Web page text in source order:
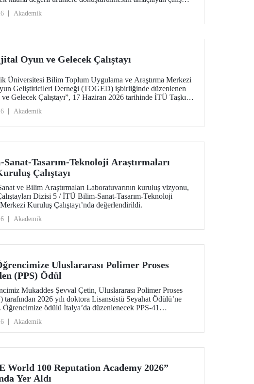
sektörünün geleceğine katkı sunmayı hedefliyor.
Akademik
Oyun ve Gelecek Çalıştayı
Üniversitesi Bilim Toplum Uygulama ve Araştırma Merkezi
Geliştiricileri Derneği (TOGED) işbirliğinde düzenlenen
Gelecek Çalıştayı”, 17 Haziran 2026 tarihinde İTÜ Taşkışla
Akademik
Tasarım-Teknoloji Araştırmaları
Çalıştayı
ve Bilim Araştırmaları Laboratuvarının kuruluş vizyonu,
Dizisi 5 / İTÜ Bilim-Sanat-Tasarım-Teknoloji
Merkezi Kuruluş Çalıştayı’nda değerlendirildi.
Akademik
Uluslararası Polimer Proses
(PPS) Ödül
Mukaddes Şevval Çetin, Uluslararası Polimer Proses
tarafından 2026 yılı doktora Lisansüstü Seyahat Ödülü’ne
Öğrencimize ödülü İtalya’da düzenlenecek PPS-41
Akademik
World 100 Reputation Academy 2026”
Yer Aldı